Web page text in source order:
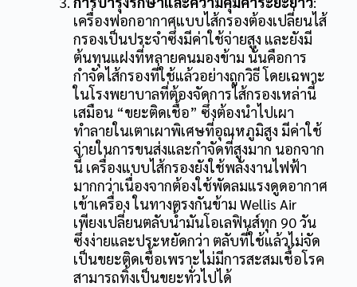
เครื่องฟอกอากาศแบบไส้กรองต้องเปลี่ยนไส้
กรองเป็นประจำซึ่งมีค่าใช้จ่ายสูง และยังมี
ต้นทุนแฝงที่หลายคนมองข้าม นั่นคือการ
กำจัดไส้กรองที่ใช้แล้วอย่างถูกวิธี โดยเฉพาะ
ในโรงพยาบาลที่ต้องจัดการไส้กรองเหล่านี้
เสมือน “ขยะติดเชื้อ” ซึ่งต้องนำไปเผา
ทำลายในเตาเผาพิเศษที่อุณหภูมิสูง มีค่าใช้
จ่ายในการขนส่งและกำจัดที่สูงมาก นอกจาก
นี้ เครื่องแบบไส้กรองยังใช้พลังงานไฟฟ้า
มากกว่าเนื่องจากต้องใช้พัดลมแรงดูดอากาศ
เข้าเครื่อง ในทางตรงกันข้าม Wellis Air
เพียงเปลี่ยนตลับน้ำมันโอเลฟินส์ทุก 90 วัน
ซึ่งง่ายและประหยัดกว่า ตลับที่ใช้แล้วไม่จัด
เป็นขยะติดเชื้อเพราะไม่มีการสะสมเชื้อโรค
สามารถทิ้งเป็นขยะทั่วไปได้